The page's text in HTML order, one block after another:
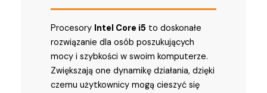
Procesory Intel Core i5 to doskonałe
rozwiązanie dla osób poszukujących
mocy i szybkości w swoim komputerze.
Zwiększają one dynamikę działania, dzięki
czemu użytkownicy mogą cieszyć się